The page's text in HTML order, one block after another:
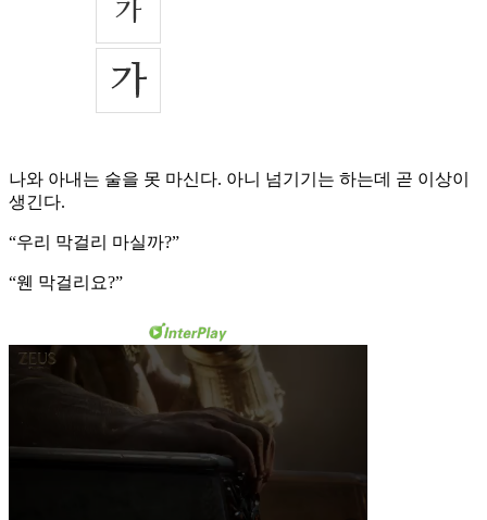
나와 아내는 술을 못 마신다. 아니 넘기기는 하는데 곧 이상이
생긴다.
“우리 막걸리 마실까?”
“웬 막걸리요?”